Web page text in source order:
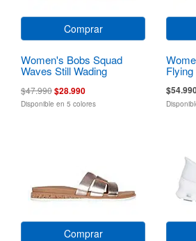
Comprar
Women's Bobs Squad
Waves Still Wading
$47.990$28.990
Disponible en 5 colores
Comprar